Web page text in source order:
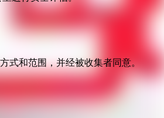
式和范围，并经被收集者同意。